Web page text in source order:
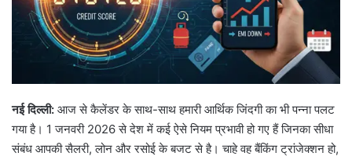
i
l
नई दिल्ली: आज से कैलेंडर के साथ-साथ हमारी आर्थिक जिंदगी का भी पन्ना पलट
गया है। 1 जनवरी 2026 से देश में कई ऐसे नियम प्रभावी हो गए हैं जिनका सीधा
संबंध आपकी सैलरी, लोन और रसोई के बजट से है। चाहे वह बैंकिंग ट्रांजेक्शन हो,